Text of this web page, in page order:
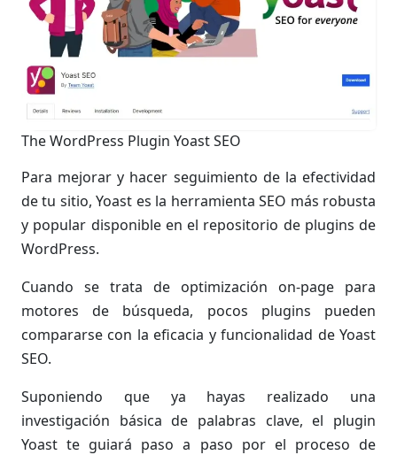
The WordPress Plugin Yoast SEO
Para mejorar y hacer seguimiento de la efectividad
de tu sitio, Yoast es la herramienta SEO más robusta
y popular disponible en el repositorio de plugins de
WordPress.
Cuando se trata de optimización on-page para
motores de búsqueda, pocos plugins pueden
compararse con la eficacia y funcionalidad de Yoast
SEO.
Suponiendo que ya hayas realizado una
investigación básica de palabras clave, el plugin
Yoast te guiará paso a paso por el proceso de